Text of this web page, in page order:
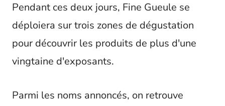
Pendant ces deux jours, Fine Gueule se
déploiera sur trois zones de dégustation
pour découvrir les produits de plus d'une
vingtaine d'exposants.
Parmi les noms annoncés, on retrouve